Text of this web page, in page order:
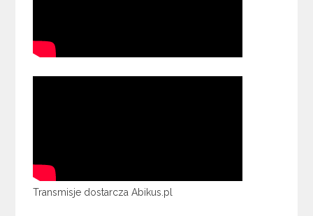
Transmisje dostarcza Abikus.pl